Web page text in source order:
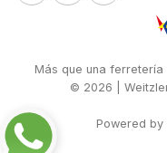
Más que una
© 2026 |
Powered by